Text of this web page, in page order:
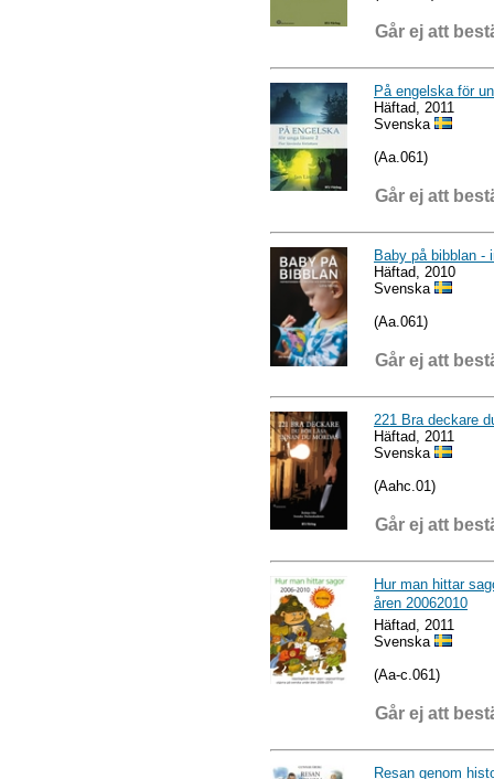
Går ej att
På engelska för
Häftad, 2011
Svenska
(Aa.061)
Går ej att
Baby på bibblan -
Häftad, 2010
Svenska
(Aa.061)
Går ej att
221 Bra deckare
Häftad, 2011
Svenska
(Aahc.01)
Går ej att
Hur man hittar
åren 20062010
Häftad, 2011
Svenska
(Aa-c.061)
Går ej att
Resan genom